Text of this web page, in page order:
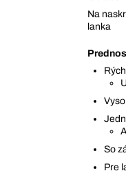
Na
lanka
So
Pre